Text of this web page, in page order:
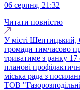
06 серпня, 21:32
Читати повністю
У місті Шептицький,
громади тимчасово
триватиме з ранку 17
планові
міська рада з
ТОВ